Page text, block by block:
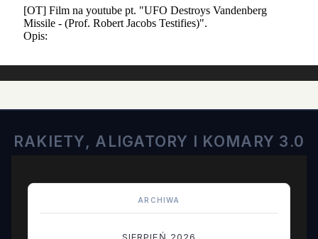
RAKIETY, ALIGATORY I KOMARY 3.0
ARCHIWA